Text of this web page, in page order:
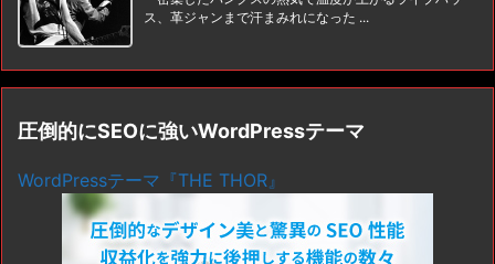
ス、革ジャンまで汗まみれになった ...
圧倒的にSEOに強いWordPressテーマ
WordPressテーマ『THE THOR』